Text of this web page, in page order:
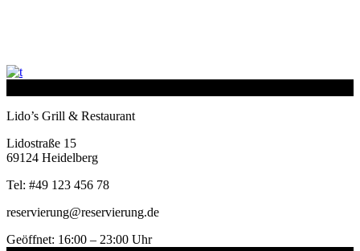
Lido’s Grill & Restaurant
Lidostraße 15
69124 Heidelberg
Tel: #49 123 456 78
reservierung@reservierung.de
Geöffnet: 16:00 – 23:00 Uhr